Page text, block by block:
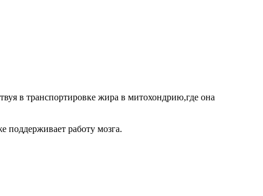
в транспортировке жира в митохондрию,где она
поддерживает работу мозга.